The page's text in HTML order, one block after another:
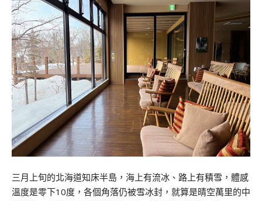
三月上旬的北海道知床半島，海上有流冰、路上有積雪，體感
溫度是零下10度，各個角落仍被雪冰封，就算是晴空萬里的中